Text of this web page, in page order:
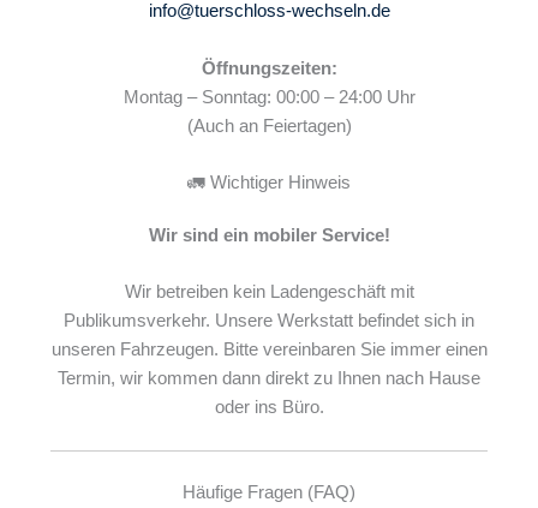
info@tuerschloss-wechseln.de
Öffnungszeiten:
Montag – Sonntag: 00:00 – 24:00 Uhr
(Auch an Feiertagen)
🚛 Wichtiger Hinweis
Wir sind ein mobiler Service!
Wir betreiben kein Ladengeschäft mit
Publikumsverkehr. Unsere Werkstatt befindet sich in
unseren Fahrzeugen. Bitte vereinbaren Sie immer einen
Termin, wir kommen dann direkt zu Ihnen nach Hause
oder ins Büro.
Häufige Fragen (FAQ)